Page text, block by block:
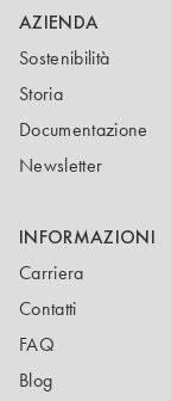
AZIENDA
Sostenibilità
Storia
Documentazione
Newsletter
INFORMAZIONI
Carriera
Contatti
FAQ
Blog